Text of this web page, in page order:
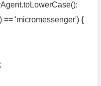
== 'micromessenger') {